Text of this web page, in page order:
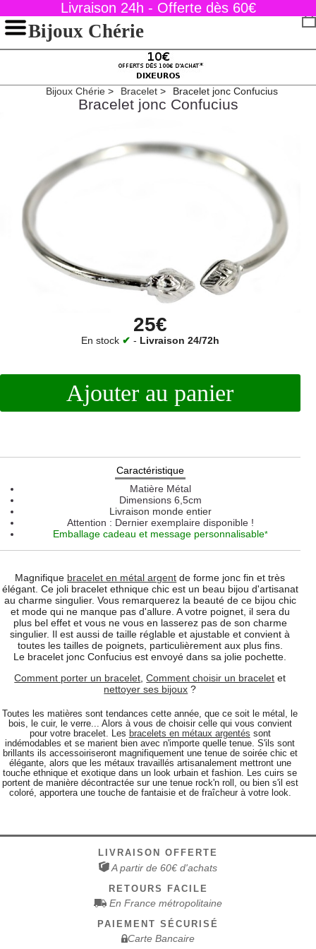
Bijoux Chérie
Livraison 24h - Offerte dès 60€
Bijoux Chérie Bracelet Bracelet jonc Confucius
Bracelet jonc Confucius
25€
En stock ✔ - Livraison 24/72h
Magnifique bracelet en métal argent de forme jonc fin et très
élégant. Ce joli bracelet ethnique chic est un beau bijou d'artisanat
au charme singulier. Vous remarquerez la beauté de ce bijou chic
et mode qui ne manque pas d'allure. A votre poignet, il sera du
plus bel effet et vous ne vous en lasserez pas de son charme
singulier. Il est aussi de taille réglable et ajustable et convient à
toutes les tailles de poignets, particulièrement aux plus fins.
Le bracelet jonc Confucius est envoyé dans sa jolie pochette.
Ajouter au panier
Caractéristique
Matière Métal
Dimensions 6,5cm
Livraison monde entier
Attention : Dernier exemplaire disponible !
Emballage cadeau et message personnalisable*
Comment porter un bracelet ,Comment choisir un bracelet et
nettoyer ses bijoux ?
Toutes les matières sont tendances cette année, que ce soit le métal, le
bois, le cuir, le verre... Alors à vous de choisir celle qui vous convient
pour votre bracelet. Les bracelets en métaux argentés sont
indémodables et se marient bien avec n'importe quelle tenue. S'ils sont
brillants ils accessoiriseront magnifiquement une tenue de soirée chic et
élégante, alors que les métaux travaillés artisanalement mettront une
touche ethnique et exotique dans un look urbain et fashion. Les cuirs se
portent de manière décontractée sur une tenue rock'n roll, ou bien s'il est
coloré, apportera une touche de fantaisie et de fraîcheur à votre look.
LIVRAISON OFFERTE
A partir de 60€ d'achats
RETOURS FACILE
En France métropolitaine
PAIEMENT SÉCURISÉ
Carte Bancaire